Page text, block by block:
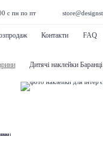
с пн по пт
Контакти FAQ
Дитячі наклейки Баранці